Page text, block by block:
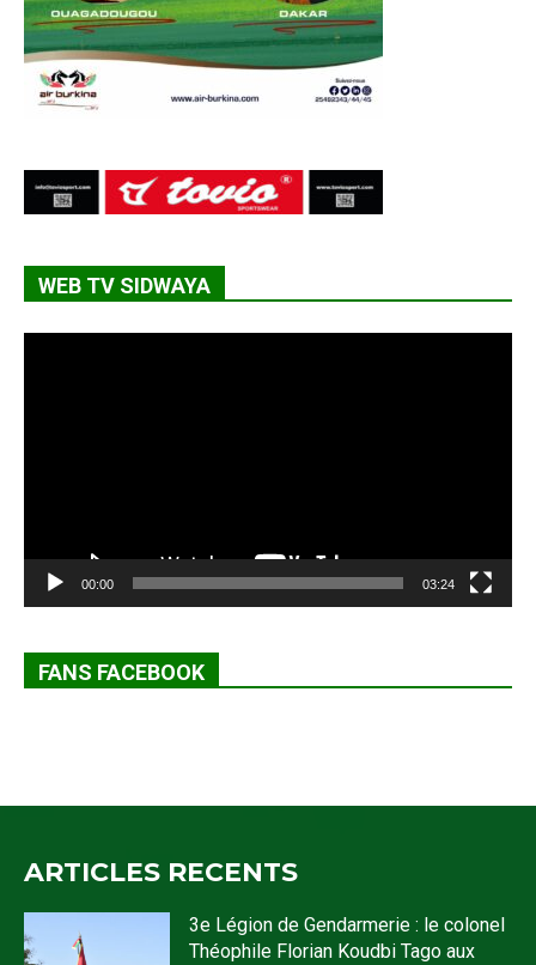
WEB TV SIDWAYA
00:00 03:24
FANS FACEBOOK
ARTICLES RECENTS
3e Légion de Gendarmerie : le colonel
Théophile Florian Koudbi Tago aux